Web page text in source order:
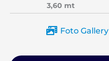
3,60 mt
Foto Gallery